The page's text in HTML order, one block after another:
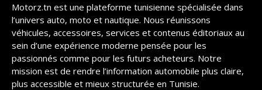
Motorz.tn est une plateforme tunisienne spécialisée dans
l’univers auto, moto et nautique. Nous réunissons
véhicules, accessoires, services et contenus éditoriaux au
sein d’une expérience moderne pensée pour les
passionnés comme pour les futurs acheteurs. Notre
mission est de rendre l’information automobile plus claire,
plus accessible et mieux structurée en Tunisie.